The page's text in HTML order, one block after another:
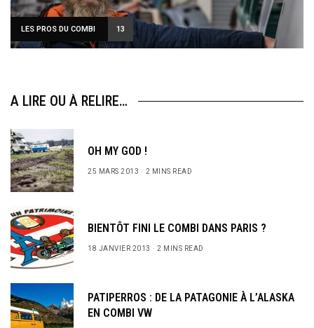
LES PROS DU COMBI 13
A LIRE OU À RELIRE…
OH MY GOD !
25 MARS 2013 2 MINS READ
BIENTÔT FINI LE COMBI DANS PARIS ?
18 JANVIER 2013 2 MINS READ
PATIPERROS : DE LA PATAGONIE À L’ALASKA
EN COMBI VW